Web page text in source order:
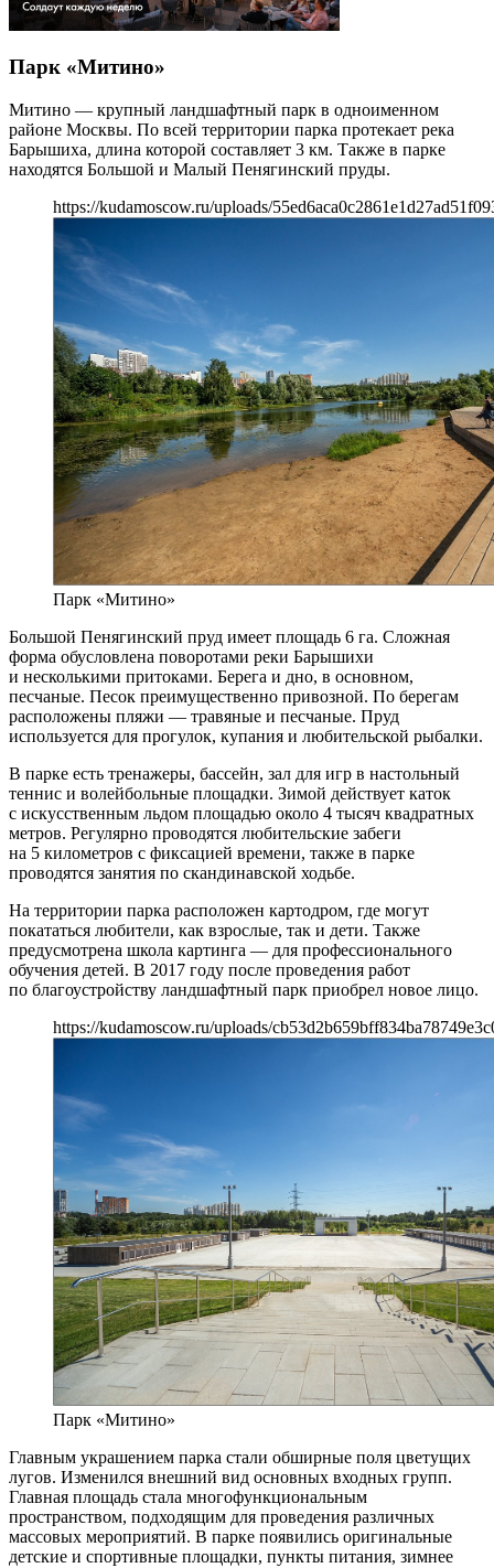
Парк «Митино»
Митино — крупный ландшафтный парк в одноименном
районе Москвы. По всей территории парка протекает река
Барышиха, длина которой составляет 3 км. Также в парке
находятся Большой и Малый Пенягинский пруды.
https://kudamoscow.ru/uploads/
Парк «Митино»
Большой Пенягинский пруд имеет площадь 6 га. Сложная
форма обусловлена поворотами реки Барышихи
и несколькими притоками. Берега и дно, в основном,
песчаные. Песок преимущественно привозной. По берегам
расположены пляжи — травяные и песчаные. Пруд
используется для прогулок, купания и любительской рыбалки.
В парке есть тренажеры, бассейн, зал для игр в настольный
теннис и волейбольные площадки. Зимой действует каток
с искусственным льдом площадью около 4 тысяч квадратных
метров. Регулярно проводятся любительские забеги
на 5 километров с фиксацией времени, также в парке
проводятся занятия по скандинавской ходьбе.
На территории парка расположен картодром, где могут
покататься любители, как взрослые, так и дети. Также
предусмотрена школа картинга — для профессионального
обучения детей. В 2017 году после проведения работ
по благоустройству ландшафтный парк приобрел новое лицо.
https://kudamoscow.ru/uploads/
Парк «Митино»
Главным украшением парка стали обширные поля цветущих
лугов. Изменился внешний вид основных входных групп.
Главная площадь стала многофункциональным
пространством, подходящим для проведения различных
массовых мероприятий. В парке появились оригинальные
детские и спортивные площадки, пункты питания, зимнее